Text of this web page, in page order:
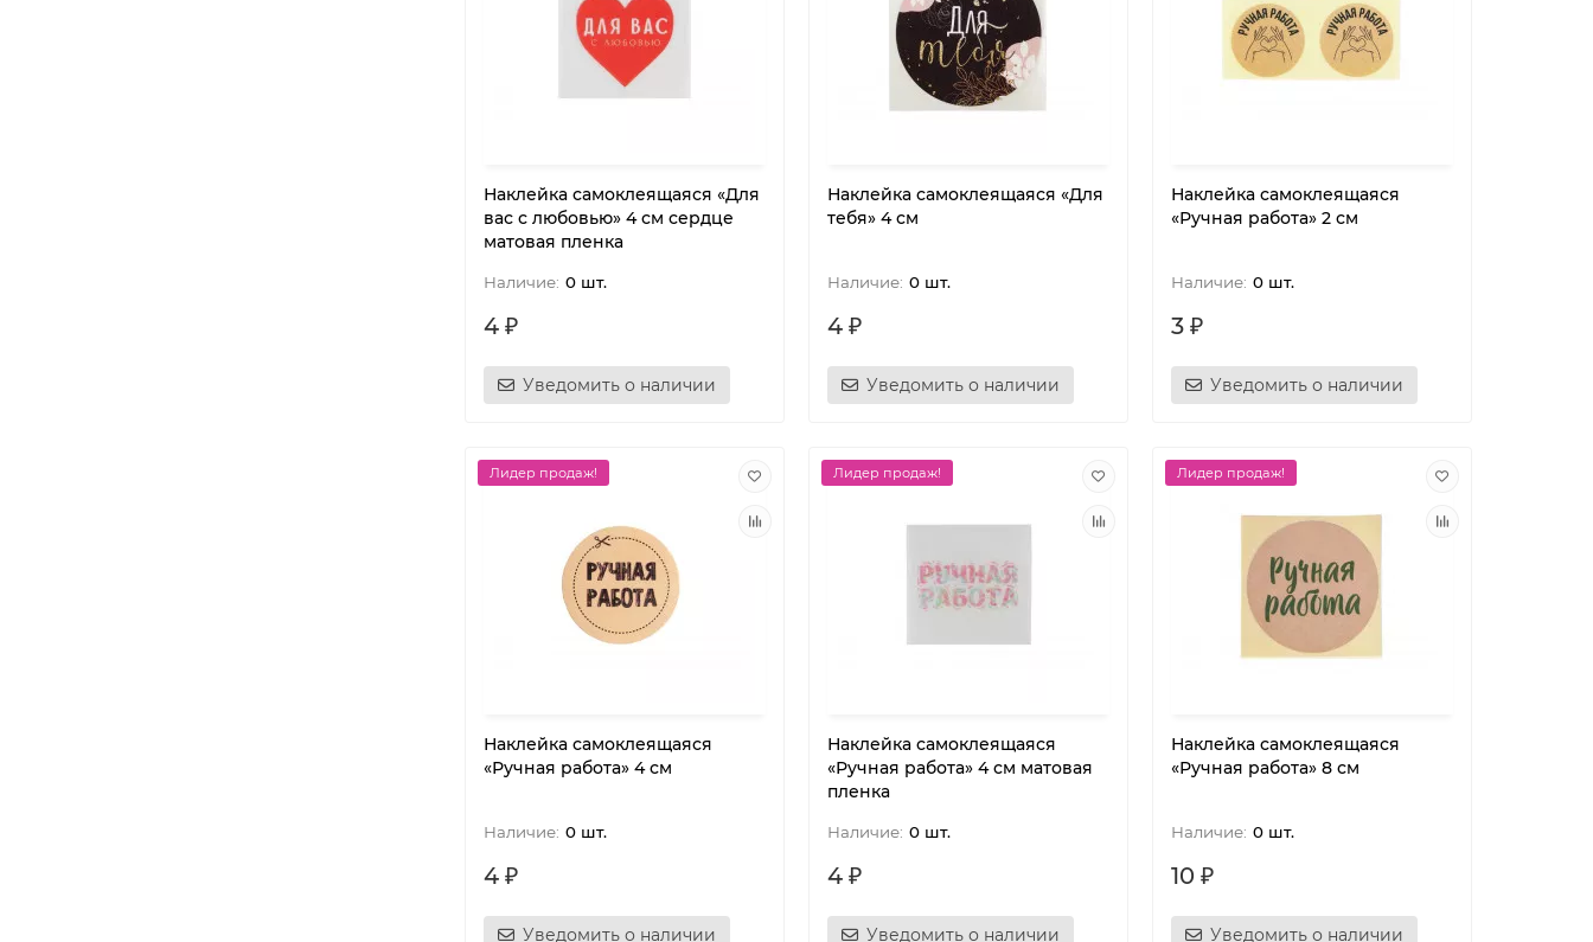
Наклейка самоклеящаяся «Для
вас с любовью» 4 см сердце
матовая пленка
0 шт.
4 ₽
Уведомить о наличии
Наклейка самоклеящаяся «Для
тебя» 4 см
0 шт.
4 ₽
Уведомить о наличии
Наклейка самоклеящаяся
«Ручная работа» 2 см
0 шт.
3 ₽
Уведомить о наличии
Лидер продаж!
Наклейка самоклеящаяся
«Ручная работа» 4 см
0 шт.
4 ₽
Уведомить о наличии
Лидер продаж!
Наклейка самоклеящаяся
«Ручная работа» 4 см матовая
пленка
0 шт.
4 ₽
Уведомить о наличии
Лидер продаж!
Наклейка самоклеящаяся
«Ручная работа» 8 см
0 шт.
10 ₽
Уведомить о наличии